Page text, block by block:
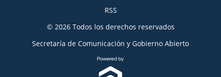
RSS
© 2026 Todos los derechos reservados
Secretaría de Comunicación y Gobierno Abierto